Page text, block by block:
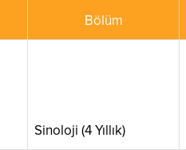
Bölüm
Sinoloji (4 Yıllık)